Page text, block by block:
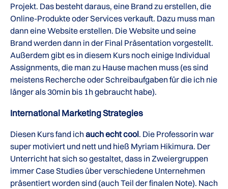
Projekt. Das besteht daraus, eine Brand zu erstellen, die
Online-Produkte oder Services verkauft. Dazu muss man
dann eine Website erstellen. Die Website und seine
Brand werden dann in der Final Präsentation vorgestellt.
Außerdem gibt es in diesem Kurs noch einige Individual
Assignments, die man zu Hause machen muss (es sind
meistens Recherche oder Schreibaufgaben für die ich nie
länger als 30min bis 1h gebraucht habe).
International Marketing Strategies
Diesen Kurs fand ich auch echt cool. Die Professorin war
super motiviert und nett und hieß Myriam Hikimura. Der
Unterricht hat sich so gestaltet, dass in Zweiergruppen
immer Case Studies über verschiedene Unternehmen
präsentiert worden sind (auch Teil der finalen Note). Nach